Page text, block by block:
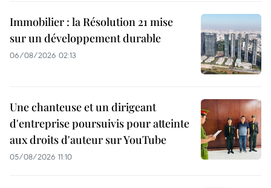
Immobilier : la Résolution 21 mise
sur un développement durable
06/08/2026 02:13
Une chanteuse et un dirigeant
d'entreprise poursuivis pour atteinte
aux droits d'auteur sur YouTube
05/08/2026 11:10